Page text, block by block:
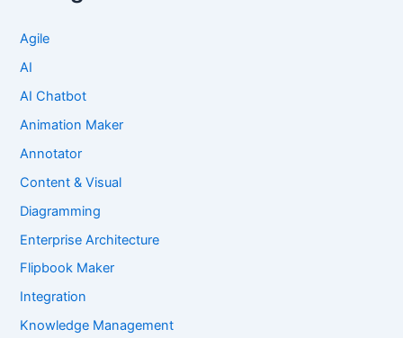
Agile
AI
AI Chatbot
Animation Maker
Annotator
Content & Visual
Diagramming
Enterprise Architecture
Flipbook Maker
Integration
Knowledge Management